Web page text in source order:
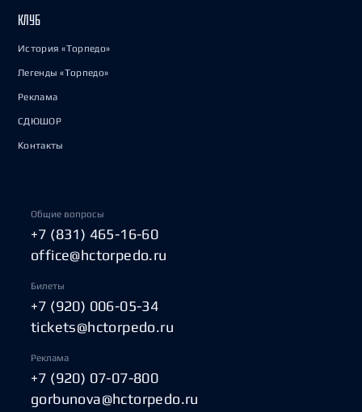
КЛУБ
История «Торпедо»
Легенды «Торпедо»
Реклама
СДЮШОР
Контакты
Общие вопросы
+7 (831) 465-16-60
office@hctorpedo.ru
Билеты
+7 (920) 006-05-34
tickets@hctorpedo.ru
Реклама
+7 (920) 07-07-800
gorbunova@hctorpedo.ru